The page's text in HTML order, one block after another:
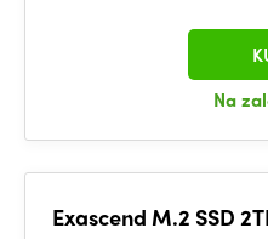
Na
Exascend M.2 SSD